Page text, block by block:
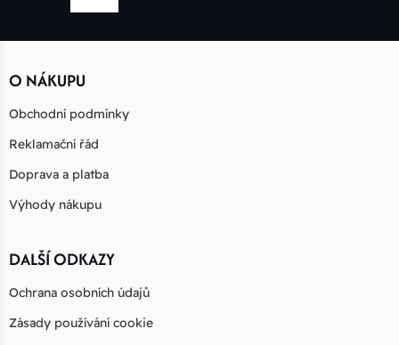
O NÁKUPU
Obchodní podmínky
Reklamační řád
Doprava a platba
Výhody nákupu
DALŠÍ ODKAZY
Ochrana osobních údajů
Zásady používání cookie